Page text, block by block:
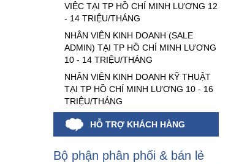
VIỆC TẠI TP HỒ CHÍ MINH LƯƠNG 12
- 14 TRIỆU/THÁNG
NHÂN VIÊN KINH DOANH (SALE
ADMIN) TẠI TP HỒ CHÍ MINH LƯƠNG
10 - 14 TRIỆU/THÁNG
NHÂN VIÊN KINH DOANH KỸ THUẬT
TẠI TP HỒ CHÍ MINH LƯƠNG 10 - 16
TRIỆU/THÁNG
HỖ TRỢ KHÁCH HÀNG
Bộ phận phân phối & bán lẻ